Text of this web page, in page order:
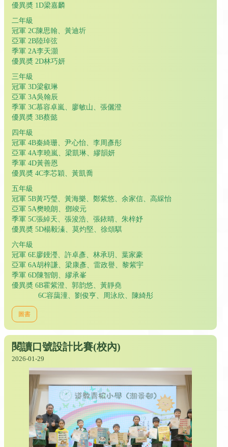
優異奬 1D梁嘉麟
二年級
冠軍 2C陳思翰、黃迪圻
亞軍 2B陸琸弦
季軍 2A李天灝
優異奬 2D林巧妍
三年級
冠軍 3D梁叡琳
亞軍 3A吳翰辰
季軍 3C慕容卓嵐、廖敏山、張儷澄
優異奬 3B蔡懿
四年級
冠軍 4B秦綺珊、尹心怡、李周彥彤
亞軍 4A李曉嵐、梁凱琳、繆韻妍
季軍 4D黃善恩
優異奬 4C李芯穎、黃凱喬
五年級
冠軍 5B黃巧瑩、黃海樂、鄭紫悠、余家信、高綵怡
亞軍 5A樊曉朗、鄧竣元
季軍 5C張綽天、張浚浩、張銥晴、朱梓妤
優異奬 5D楊毅溱、莫灼堅、徐頌騏
六年級
冠軍 6E廖鏝瀅、許卓彥、林承玥、葉家豪
亞軍 6A胡梓謙、梁康彥、雷政譽、黎紫宇
季軍 6D陳智朗、繆承峯
優異奬 6B霍紫澄、郭韵悠、黃靜堯
6C容藹潼、劉俊亨、周泳欣、陳綺彤
圖書
閱讀口號設計比賽(校內)
2026-01-29